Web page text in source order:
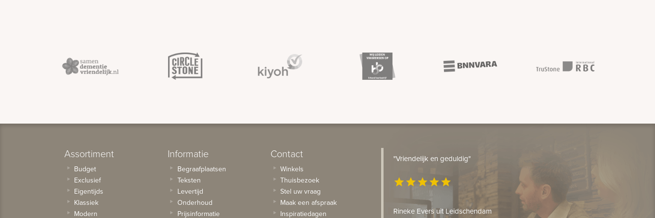
Assortiment
Budget
Exclusief
Eigentijds
Klassiek
Modern
Informatie
Begraafplaatsen
Teksten
Levertijd
Onderhoud
Prijsinformatie
Contact
Winkels
Thuisbezoek
Stel uw vraag
Maak een afspraak
Inspiratiedagen
"Vriendelijk en geduldig"
starstarstarstarstar
Rineke Evers uit Leidschendam